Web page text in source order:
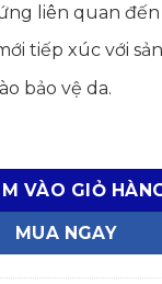
liên quan
tiếp xúc với
bảo vệ da.
VÀO GIỎ
MUA NGAY